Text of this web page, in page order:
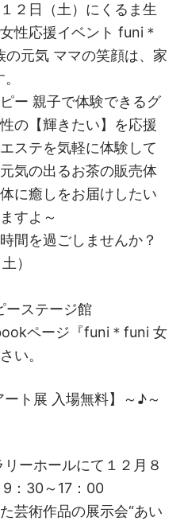
２日（土）にくるま生
性応援イベント funi＊
元気 ママの笑顔は、家
ー 親子で体験できるグ
の【輝きたい】を応援
ステを気軽に体験して
気の出るお茶の販売体
に癒しをお届けしたい
すよ～
間を過ごしませんか？
）
ーステージ館
ページ『funi＊funi 女
い。
ト展 入場無料】～♪～
ーホールにて１２月８
：30～17：00
芸術作品の展示会“あい